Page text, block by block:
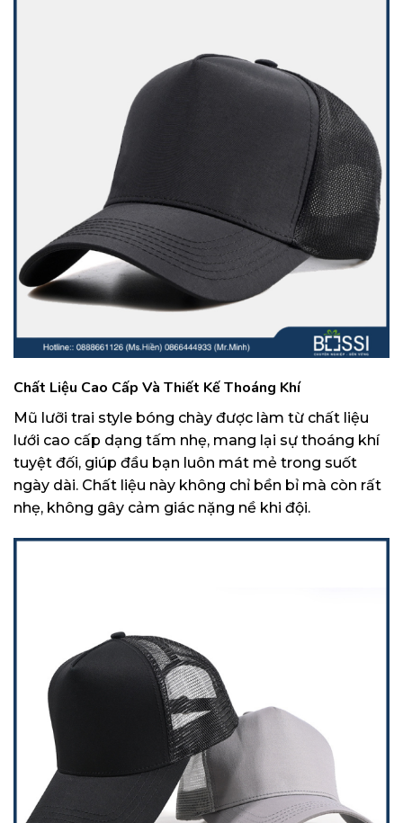
Chất Liệu Cao Cấp Và Thiết Kế Thoáng Khí
Mũ lưỡi trai style bóng chày được làm từ chất liệu
lưới cao cấp dạng tấm nhẹ, mang lại sự thoáng khí
tuyệt đối, giúp đầu bạn luôn mát mẻ trong suốt
ngày dài. Chất liệu này không chỉ bền bỉ mà còn rất
nhẹ, không gây cảm giác nặng nề khi đội.